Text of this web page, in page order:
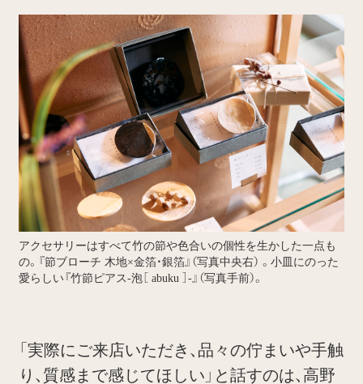
アクセサリーはすべて竹の節や色合いの個性を生かした一点も
の。『節ブローチ 木地×金箔・銀箔』（写真中央右） 。小皿にのった
愛らしい『竹節ピアス-泡［ abuku ］-』（写真手前）。
「実際にご来店いただき、品々の佇まいや手触
り、質感まで感じてほしい」と話すのは、高野